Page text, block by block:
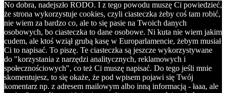
No dobra, nadejszło RODO. I z tego powodu muszę Ci powiedzieć,
że strona wykorzystuje cookies, czyli ciasteczka żeby coś tam robić,
nie wiem za bardzo co, ale to się pasie na Twoich danych
osobowych, bo ciasteczka to dane osobowe. Ni kuta nie wiem jakim
cudem, ale ktoś wziął grubą kasę w Europarlamencie, żebym musiał
Ci to napisać. To piszę. Te ciasteczka są jeszcze wykorzystywane
do "korzystania z narzędzi analitycznych, reklamowych i
społecznościowych", co też Ci muszę napisać. Do tego jeśli mnie
skomentujesz, to się okaże, że pod wpisem pojawi się Twój
komentarz np. z adresem mailowym albo inną informacją - łaaa, ale